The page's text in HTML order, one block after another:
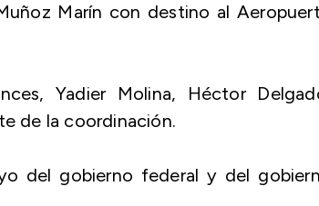
Marín con destino al
Yadier Molina, Héctor
de la coordinación.
del gobierno federal y del